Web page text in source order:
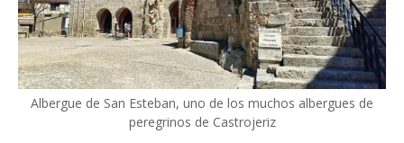
Albergue de San Esteban, uno de los muchos albergues de
peregrinos de Castrojeriz